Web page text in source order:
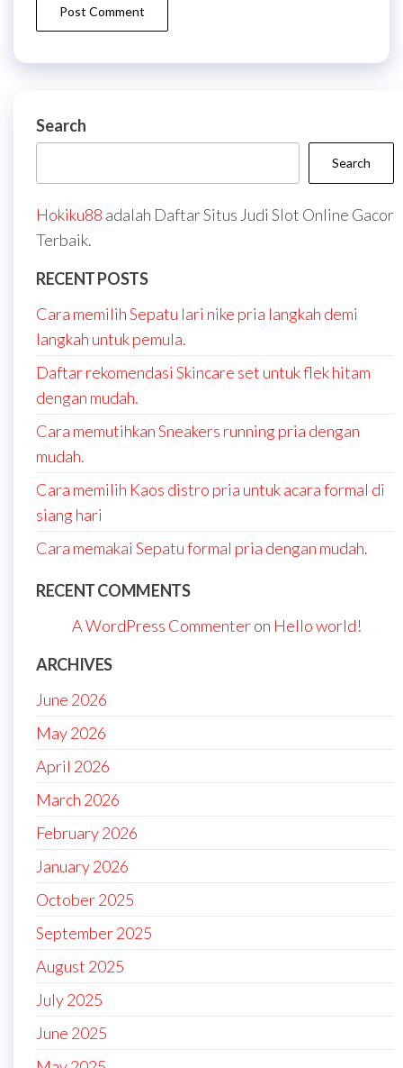
Search
Search
Hokiku88 adalah Daftar Situs Judi Slot Online Gacor
Terbaik.
RECENT POSTS
Cara memilih Sepatu lari nike pria langkah demi
langkah untuk pemula.
Daftar rekomendasi Skincare set untuk flek hitam
dengan mudah.
Cara memutihkan Sneakers running pria dengan
mudah.
Cara memilih Kaos distro pria untuk acara formal di
siang hari
Cara memakai Sepatu formal pria dengan mudah.
RECENT COMMENTS
A WordPress Commenteron Hello world!
ARCHIVES
June 2026
May 2026
April 2026
March 2026
February 2026
January 2026
October 2025
September 2025
August 2025
July 2025
June 2025